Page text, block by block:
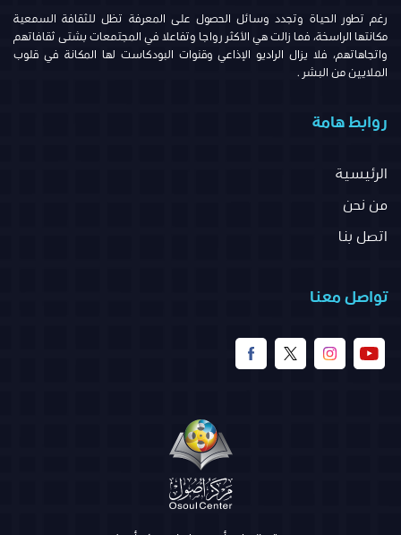
رغم تطور الحياة وتجدد وسائل الحصول على المعرفة تظل للثقافة السمعية
مكانتها الراسخة، فما زالت هي الأكثر رواجا وتفاعلا في المجتمعات بشتى ثقافاتهم
واتجاهاتهم، فلا يزال الراديو الإذاعي وقنوات البودكاست لها المكانة في قلوب
الملايين من البشر .
روابط هامة
الرئيسية
من نحن
اتصل بنا
تواصل معنا